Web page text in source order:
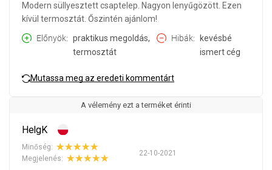
Modern süllyesztett csaptelep. Nagyon lenyűgözött. Ezen
kívül termosztát. Őszintén ajánlom!
Előnyök
praktikus megoldás,
termosztát
Hibák
kevésbé
ismert cég
Mutassa meg az eredeti kommentárt
A vélemény ezt a terméket érinti
HelgK
22-10-2021
Minőség:
Megjelenés: